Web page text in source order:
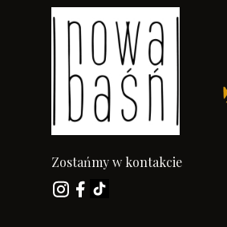
Zostańmy w kontakcie